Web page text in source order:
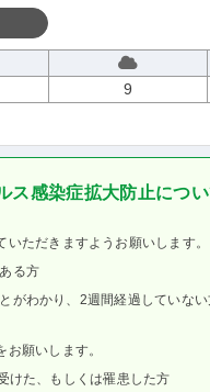
9
ス感染症拡大防止につ
ただきますようお願いします。
る方
がわかり、2週間経過していな
願いします。
けた、もしくは罹患した方